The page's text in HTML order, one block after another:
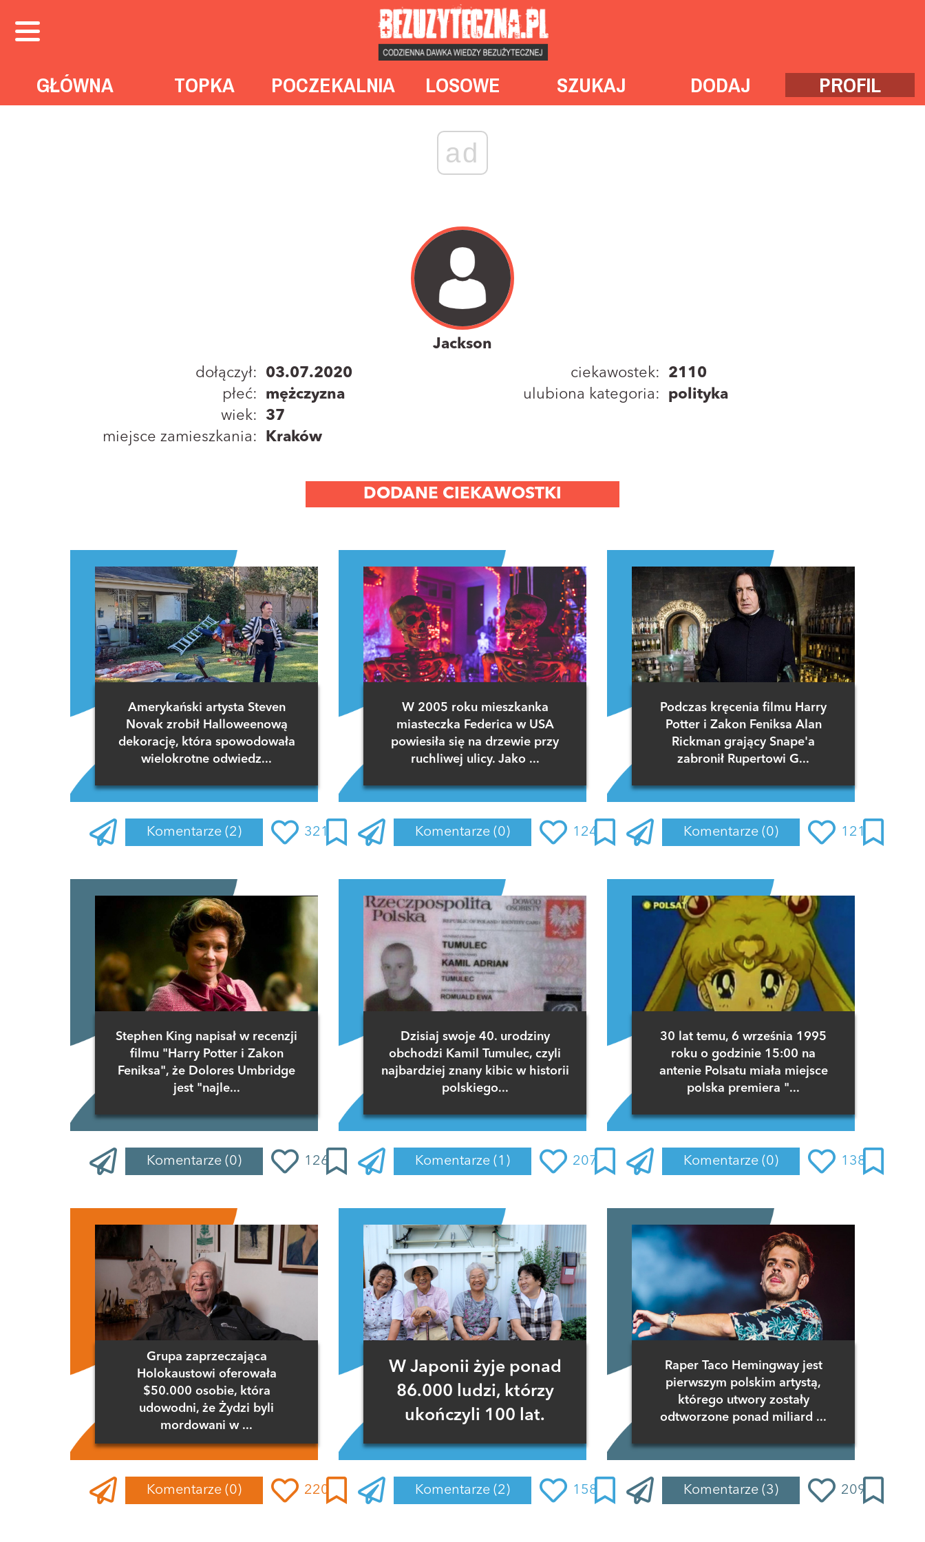
GŁÓWNA TOPKA POCZEKALNIA LOSOWE SZUKAJ DODAJ PROFIL
ad
Jackson
dołączył:
03.07.2020
płeć:
mężczyzna
wiek:
37
miejsce zamieszkania:
Kraków
ciekawostek:
2110
ulubiona kategoria:
polityka
DODANE CIEKAWOSTKI
Amerykański artysta Steven
Novak zrobił Halloweenową
dekorację, która spowodowała
wielokrotne odwiedz...
Komentarze (2) 321
W 2005 roku mieszkanka
miasteczka Federica w USA
powiesiła się na drzewie przy
ruchliwej ulicy. Jako ...
Komentarze (0) 124
Podczas kręcenia filmu Harry
Potter i Zakon Feniksa Alan
Rickman grający Snape'a
zabronił Rupertowi G...
Komentarze (0) 121
Stephen King napisał w recenzji
filmu "Harry Potter i Zakon
Feniksa", że Dolores Umbridge
jest "najle...
Komentarze (0) 126
Dzisiaj swoje 40. urodziny
obchodzi Kamil Tumulec, czyli
najbardziej znany kibic w historii
polskiego...
Komentarze (1) 207
30 lat temu, 6 września 1995
roku o godzinie 15:00 na
antenie Polsatu miała miejsce
polska premiera "...
Komentarze (0) 138
Grupa zaprzeczająca
Holokaustowi oferowała
$50.000 osobie, która
udowodni, że Żydzi byli
mordowani w ...
Komentarze (0) 220
W Japonii żyje ponad
86.000 ludzi, którzy
ukończyli 100 lat.
Komentarze (2) 158
Raper Taco Hemingway jest
pierwszym polskim artystą,
którego utwory zostały
odtworzone ponad miliard ...
Komentarze (3) 209